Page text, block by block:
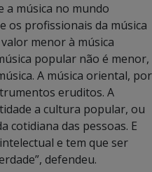
a música no mundo
os profissionais da música
menor à música
popular não é menor,
A música oriental, por
eruditos. A
a cultura popular, ou
cotidiana das pessoas. E
e tem que ser
defendeu.